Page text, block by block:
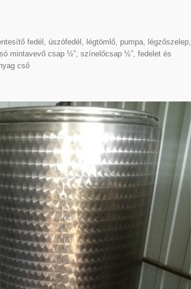
fedél, úszófedél, légtömlő, pumpa, légzőszelep,
mintavevő csap ½”, színelőcsap ½”, fedelet és
cső